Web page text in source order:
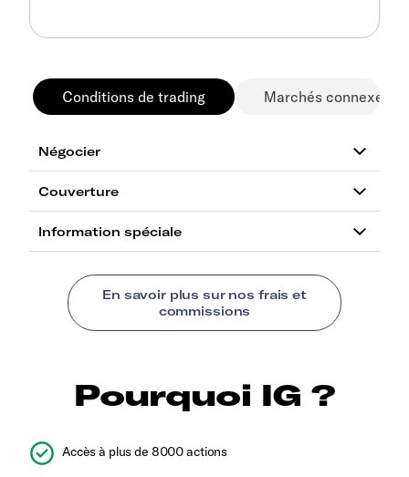
Conditions de trading Marchés connexes
Pourquoi IG ?
Accès à plus de 8000 actions